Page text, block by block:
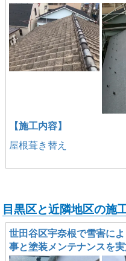
【施工内容】
屋根葺き替え
目黒区と近隣地区の施
世田谷区宇奈根で雪害に
事と塗装メンテナンスを